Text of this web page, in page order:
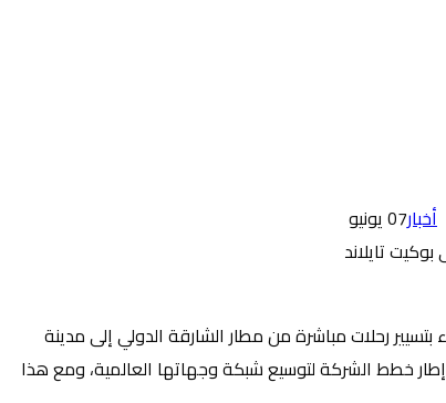
أخبار07يونيو
بتسيير رحلات مباشرة من مطار الشارقة الدولي إلى مدينة
وتأتي هذه الخطوة في إطار خطط الشركة لتوسيع شبكة وجهاتها العالمية، ومع هذا